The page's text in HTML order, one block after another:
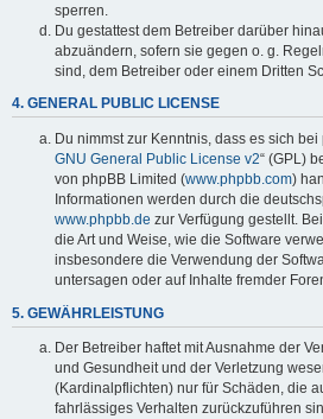
sperren.
Du gestattest dem Betreiber darüber
abzuändern, sofern sie gegen o. g.
sind, dem Betreiber oder einem Dritten
4. GENERAL PUBLIC LICENSE
Du nimmst zur Kenntnis, dass es sich
GNU General Public License v2“ (GPL)
von phpBB Limited (www.phpbb.com)
Informationen werden durch die
www.phpbb.de zur Verfügung gestellt.
die Art und Weise, wie die Software
insbesondere die Verwendung der
untersagen oder auf Inhalte fremder
5. GEWÄHRLEISTUNG
Der Betreiber haftet mit Ausnahme der
und Gesundheit und der Verletzung
(Kardinalpflichten) nur für Schäden, die
fahrlässiges Verhalten zurückzuführen